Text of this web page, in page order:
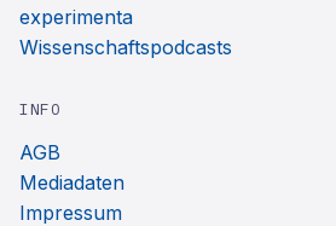
experimenta
Wissenschaftspodcasts
INFO
AGB
Mediadaten
Impressum